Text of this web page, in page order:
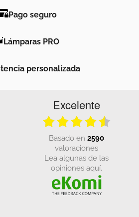
Pago seguro
Lámparas PRO
personalizada
Excelente
basado en 2590
valoraciones
Lea algunas de las
opiniones aquí.